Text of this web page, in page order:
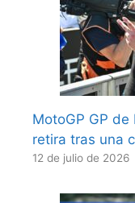
MotoGP GP
retira tras una
12 de julio de 2026